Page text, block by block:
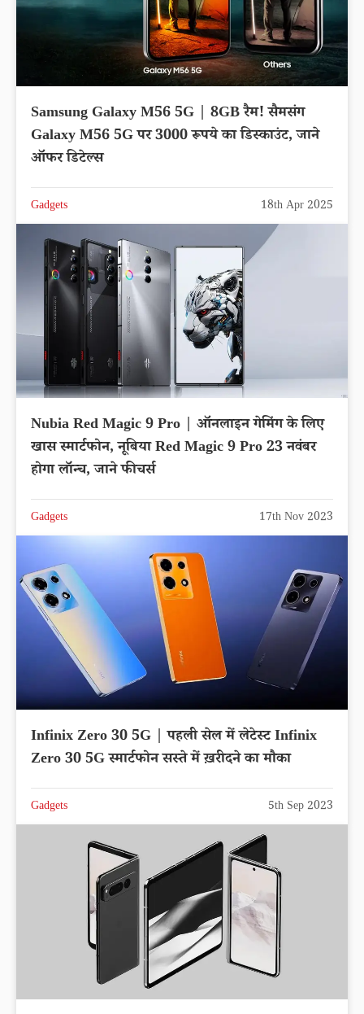
Samsung Galaxy M56 5G | 8GB रैम! सैमसंग
Galaxy M56 5G पर 3000 रूपये का डिस्काउंट, जाने
ऑफर डिटेल्स
Gadgets 18th Apr 2025
Nubia Red Magic 9 Pro | ऑनलाइन गेमिंग के लिए
खास स्मार्टफोन, नूबिया Red Magic 9 Pro 23 नवंबर
होगा लॉन्च, जाने फीचर्स
Gadgets 17th Nov 2023
Infinix Zero 30 5G | पहली सेल में लेटेस्ट Infinix
Zero 30 5G स्मार्टफोन सस्ते में ख़रीदने का मौका
Gadgets 5th Sep 2023